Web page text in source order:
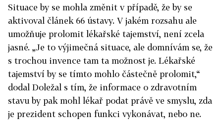
Situace by se mohla změnit v případě, že by se
aktivoval článek 66 ústavy. V jakém rozsahu ale
umožňuje prolomit lékařské tajemství, není zcela
jasné. „Je to výjimečná situace, ale domnívám se, že
s trochou invence tam ta možnost je. Lékařské
tajemství by se tímto mohlo částečně prolomit,“
dodal Doležal s tím, že informace o zdravotním
stavu by pak mohl lékař podat právě ve smyslu, zda
je prezident schopen funkci vykonávat, nebo ne.